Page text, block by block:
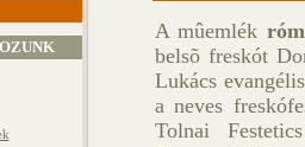
A mûemlék
belsõ freskót
Lukács
a neves
Tolnai